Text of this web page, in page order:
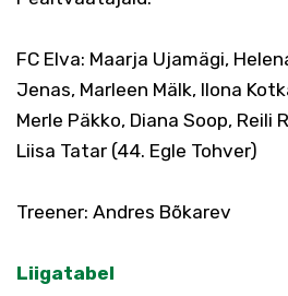
FC Elva: Maarja Ujamägi,
Jenas, Marleen Mälk, Ilona
Merle Päkko, Diana Soop, Reili
Liisa Tatar (44. Egle Tohver)
Treener: Andres Bõkarev
Liigatabel